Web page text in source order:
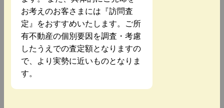
お考えのお客さまには『訪問査
定』をおすすめいたします。ご所
有不動産の個別要因を調査・考慮
したうえでの査定額となりますの
で、より実勢に近いものとなりま
す。